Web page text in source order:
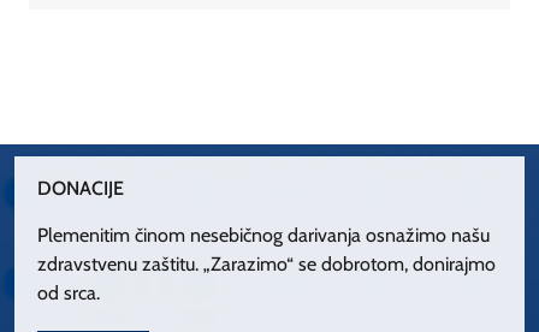
DONACIJE
Plemenitim činom nesebičnog darivanja osnažimo našu
zdravstvenu zaštitu. „Zarazimo“ se dobrotom, donirajmo
od srca.